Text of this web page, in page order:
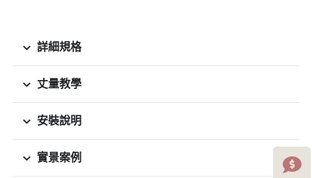
詳細規格
丈量教學
安裝說明
實景案例